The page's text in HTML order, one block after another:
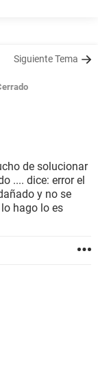
Siguiente Tema
de solucionar
.... dice: error el
y no se
hago lo es